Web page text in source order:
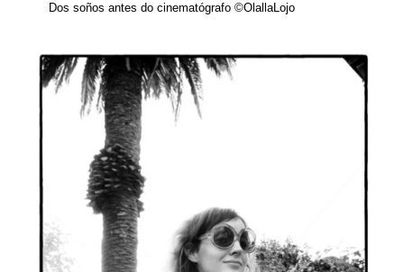
Dos soños antes do cinematógrafo ©OlallaLojo